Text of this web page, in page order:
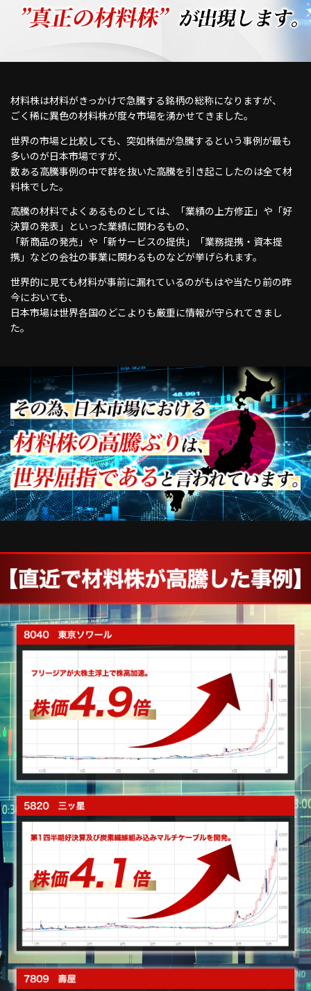
材料株は材料がきっかけで急騰する銘柄の総称になりますが、
ごく稀に異色の材料株が度々市場を湧かせてきました。
世界の市場と比較しても、突如株価が急騰するという事例が最も
多いのが日本市場ですが、
数ある高騰事例の中で群を抜いた高騰を引き起こしたのは全て材
料株でした。
高騰の材料でよくあるものとしては、「業績の上方修正」や「好
決算の発表」といった業績に関わるもの、
「新商品の発売」や「新サービスの提供」「業務提携・資本提
携」などの会社の事業に関わるものなどが挙げられます。
世界的に見ても材料が事前に漏れているのがもはや当たり前の昨
今においても、
日本市場は世界各国のどこよりも厳重に情報が守られてきまし
た。